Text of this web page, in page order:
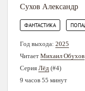
Сухов Александр
ФАНТАСТИКА
Год выхода: 2025
Читает Михаил Обухов
Серия Лёд (#4)
9 часов 55 минут